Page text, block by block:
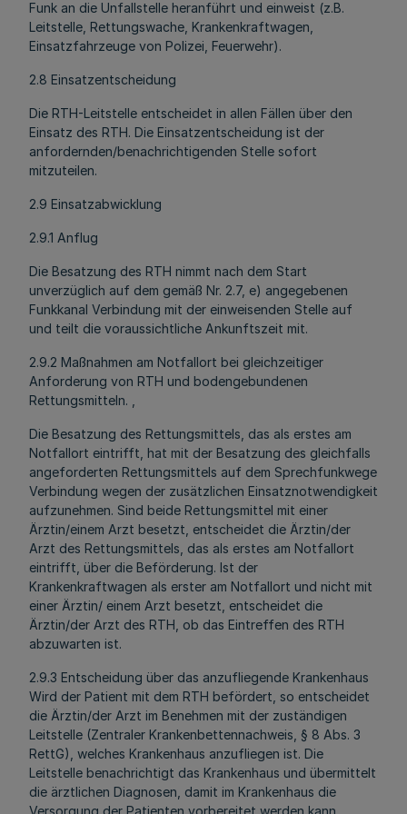
Funk an die Unfallstelle heranführt und einweist (z.B.
Leitstelle, Rettungswache, Krankenkraftwagen,
Einsatzfahrzeuge von Polizei, Feuerwehr).
2.8 Einsatzentscheidung
Die RTH-Leitstelle entscheidet in allen Fällen über den
Einsatz des RTH. Die Einsatzentscheidung ist der
anfordernden/benachrichtigenden Stelle sofort
mitzuteilen.
2.9 Einsatzabwicklung
2.9.1 Anflug
Die Besatzung des RTH nimmt nach dem Start
unverzüglich auf dem gemäß Nr. 2.7, e) angegebenen
Funkkanal Verbindung mit der einweisenden Stelle auf
und teilt die voraussichtliche Ankunftszeit mit.
2.9.2 Maßnahmen am Notfallort bei gleichzeitiger
Anforderung von RTH und bodengebundenen
Rettungsmitteln. ,
Die Besatzung des Rettungsmittels, das als erstes am
Notfallort eintrifft, hat mit der Besatzung des gleichfalls
angeforderten Rettungsmittels auf dem Sprechfunkwege
Verbindung wegen der zusätzlichen Einsatznotwendigkeit
aufzunehmen. Sind beide Rettungsmittel mit einer
Ärztin/einem Arzt besetzt, entscheidet die Ärztin/der
Arzt des Rettungsmittels, das als erstes am Notfallort
eintrifft, über die Beförderung. Ist der
Krankenkraftwagen als erster am Notfallort und nicht mit
einer Ärztin/ einem Arzt besetzt, entscheidet die
Ärztin/der Arzt des RTH, ob das Eintreffen des RTH
abzuwarten ist.
2.9.3 Entscheidung über das anzufliegende Krankenhaus
Wird der Patient mit dem RTH befördert, so entscheidet
die Ärztin/der Arzt im Benehmen mit der zuständigen
Leitstelle (Zentraler Krankenbettennachweis, § 8 Abs. 3
RettG), welches Krankenhaus anzufliegen ist. Die
Leitstelle benachrichtigt das Krankenhaus und übermittelt
die ärztlichen Diagnosen, damit im Krankenhaus die
Versorgung der Patienten vorbereitet werden kann.